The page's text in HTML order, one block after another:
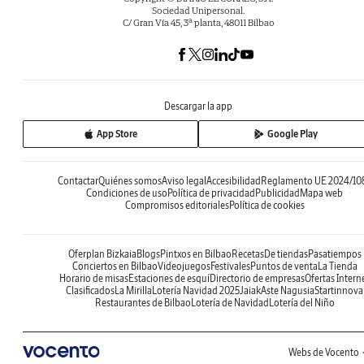
Sociedad Unipersonal.
C/ Gran Vía 45, 3ª planta, 48011 Bilbao
Descargar la app
App Store Google Play
ContactarQuiénes somosAviso legal Accesibilidad Reglamento UE 2024/
Condiciones de uso Política de privacidad Publicidad Mapa web
Compromisos editorialesPolítica de cookies
Oferplan Bizkaia BlogsPintxos en Bilbao RecetasDe tiendasPasatiempos
Conciertos en BilbaoVideojuegosFestivalesPuntos de venta La Tienda
Horario de misasEstaciones de esquíDirectorio de empresasOfertas
Clasificados La Mirilla Lotería Navidad 2025JaiakAste NagusiaStartinnova
Restaurantes de Bilbao Lotería de Navidad Lotería del Niño
Webs de Vocento